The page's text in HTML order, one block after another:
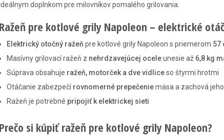
doplnkom pre milovníkov pomalého grilovania.
Ražeň pre kotlové grily Napoleon – elektrické
Elektrický otočný ražeň pre kotlové grily Napoleon s priemerom 57
Masívny grilovací ražeň z nehrdzavejúcej oceleunesie až 6,8 kg
Súprava obsahuje ražeň, motorček a dve vidliceso štyrmi hrotmi
Otáčanie zabezpečírovnomerné prepečeniemäsa a zachová jeho
Ražeň je potrebné pripojiť k elektrickej sieti
Prečo si kúpiť ražeň pre kotlové grily Napoleon?